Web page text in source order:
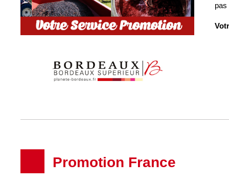
pas
Promotion France